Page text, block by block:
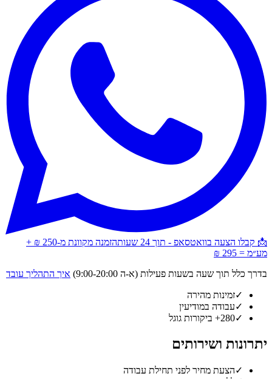
📩 קבלו הצעה בוואטסאפ - תוך 24 שעות
הזמנה מקוונת מ-250 ₪ +
מע״מ = 295 ₪
בדרך כלל תוך שעה בשעות פעילות (א-ה 9:00-20:00)
איך התהליך עובד
✓זמינות מהירה
✓עבודה במודיעין
✓280+ ביקורות גוגל
יתרונות ושירותים
✓הצעת מחיר לפני תחילת עבודה